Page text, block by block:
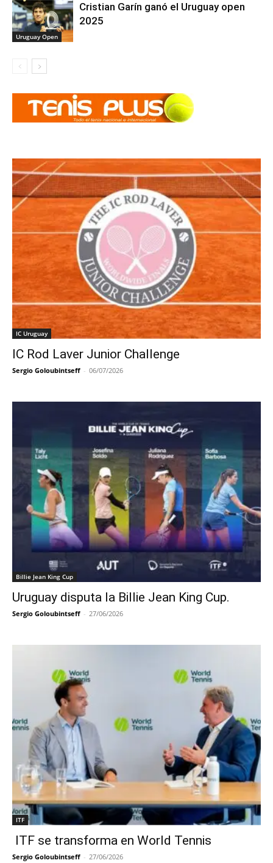
Uruguay Open
Cristian Garín ganó el Uruguay open
2025
IC Uruguay
IC Rod Laver Junior Challenge
Sergio Goloubintseff - 06/07/2026
Billie Jean King Cup
Uruguay disputa la Billie Jean King Cup.
Sergio Goloubintseff - 27/06/2026
ITF
ITF se transforma en World Tennis
Sergio Goloubintseff - 27/06/2026